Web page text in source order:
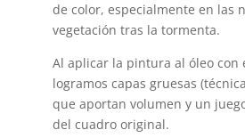
de color, especialmente en las
vegetación tras la tormenta.
Al aplicar la pintura al óleo con
logramos capas gruesas
que aportan volumen y un
del cuadro original.